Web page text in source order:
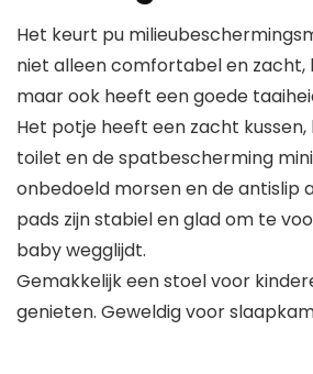
Het keurt pu
niet alleen comfortabel en zacht,
maar ook heeft een goede
Het potje heeft een zacht
toilet en de spatbescherming
onbedoeld morsen en de antislip
pads zijn stabiel en glad om te
baby wegglijdt.
Gemakkelijk een stoel voor
genieten. Geweldig voor